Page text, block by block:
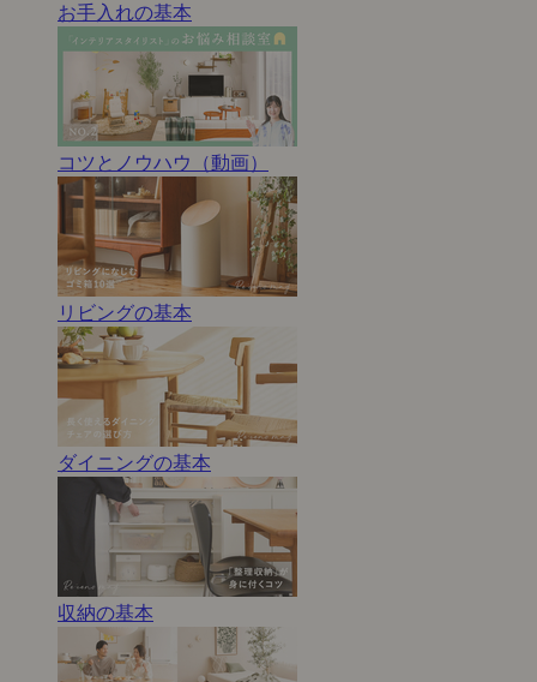
お手入れの基本
コツとノウハウ（動画）
リビングの基本
ダイニングの基本
収納の基本